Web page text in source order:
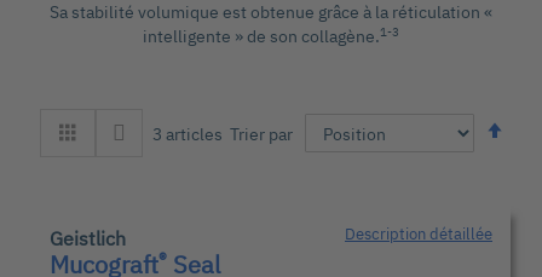
Sa stabilité volumique est obtenue grâce à la réticulation «
intelligente » de son collagène.1-3
3 articles Trier par
Geistlich
Mucograft® Seal
Description détaillée